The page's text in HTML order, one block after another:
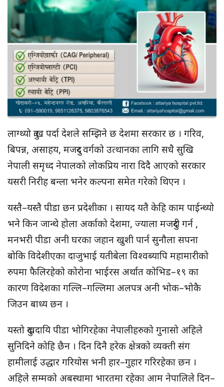
लाग्थ्यो दुःख पर्दा देशले सम्झिने छ देशमा सरकार छ । गरिव,
बिपन्न, असाहय, मजदुर वर्गको उत्थानका लागि सधै सुखि
नेपाली समृध्द नेपालको लोकप्रिय नारा दिदै आएको सरकार
यसरी निरीह बन्ला भनेर कल्पना समेत गरेको थिएन ।
यस्तै–यस्तै पीडा छन प्रदेशीका । सायद यतै केहि काम पाईन्थ्यो
भने किन जान्थे होला अर्काको देशमा, ज्याला मजदुरी गर्न ,
मनभरी पीडा अनी घरका जहान खुशी पार्न सुनौला सपना
बोकि विदेशीएका दाजुभाई यतीबेला विश्वब्यापि महामारीको
रुपमा फैलिरहेको कोरोना भाईरस अर्थात कोभिड–१९ का
कारण विदेशका गल्लि–गल्लिमा अलपत्र अनी भोक–भोकै
जिउन बाध्य छन ।
यस्तो दुखदायि पीडा भोगिरहेका नेपालीहरुको गुनासो अहिले
सुनिदिने कोहि छैन । दिन दिनै हरेक क्षेत्रको व्यक्ती संग
हामीलाई उद्धार गरियोस भनी हार–गुहार गरिरहेका छन ।
अहिले सम्मको अबस्थामा भारतमा रहेका आम नेपालिले दिन–